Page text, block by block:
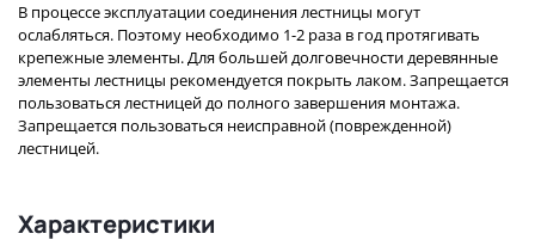
В процессе эксплуатации соединения лестницы могут
ослабляться. Поэтому необходимо 1-2 раза в год протягивать
крепежные элементы. Для большей долговечности деревянные
элементы лестницы рекомендуется покрыть лаком. Запрещается
пользоваться лестницей до полного завершения монтажа.
Запрещается пользоваться неисправной (поврежденной)
лестницей.
Характеристики